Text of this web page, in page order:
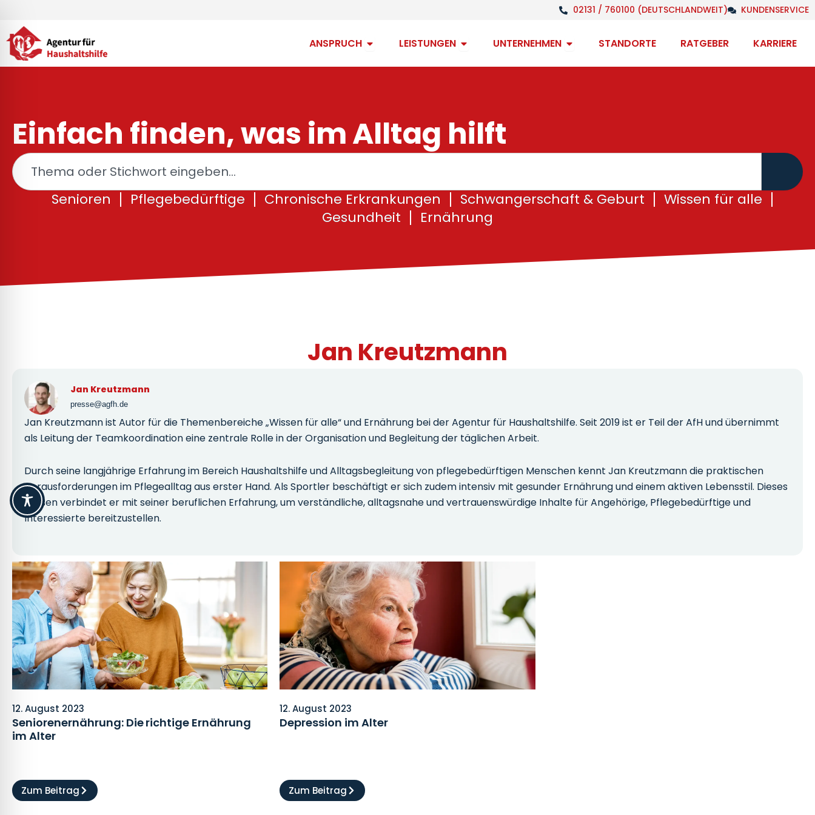
Inhalt
springen
02131 / 760100 (DEUTSCHLANDWEIT) KUNDENSERVICE
ANSPRUCH Open Anspruch
LEISTUNGEN Open Leistungen
UNTERNEHMEN Open Unternehmen
STANDORTE RATGEBER KARRIERE
Einfach finden, was im Alltag hilft
Suche
Senioren Pflegebedürftige Chronische Erkrankungen Schwangerschaft & Geburt
Wissen für alle
Gesundheit
Ernährung
Jan Kreutzmann
Jan Kreutzmann
presse@agfh.de
Jan Kreutzmann ist Autor für die Themenbereiche „Wissen für alle“ und Ernährung bei der Agentur für Haushaltshilfe. Seit 2019 ist er Teil der AfH und übernimmt
als Leitung der Teamkoordination eine zentrale Rolle in der Organisation und Begleitung der täglichen Arbeit.
Durch seine langjährige Erfahrung im Bereich Haushaltshilfe und Alltagsbegleitung von pflegebedürftigen Menschen kennt Jan Kreutzmann die praktischen
Herausforderungen im Pflegealltag aus erster Hand. Als Sportler beschäftigt er sich zudem intensiv mit gesunder Ernährung und einem aktiven Lebensstil. Dieses
Wissen verbindet er mit seiner beruflichen Erfahrung, um verständliche, alltagsnahe und vertrauenswürdige Inhalte für Angehörige, Pflegebedürftige und
Interessierte bereitzustellen.
12. August 2023
Seniorenernährung: Die richtige Ernährung
im Alter
Zum Beitrag
12. August 2023
Depression im Alter
Zum Beitrag